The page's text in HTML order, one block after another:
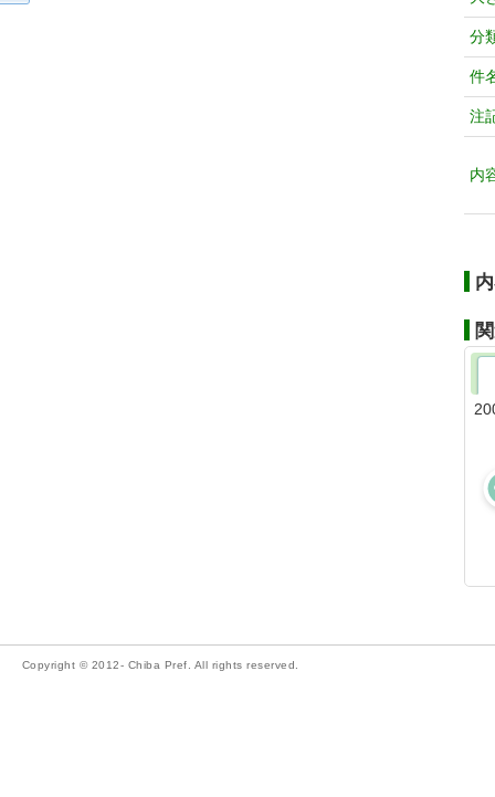
分
件
注
内
Copyright © 2012- Chiba Pref. All rights reserved.